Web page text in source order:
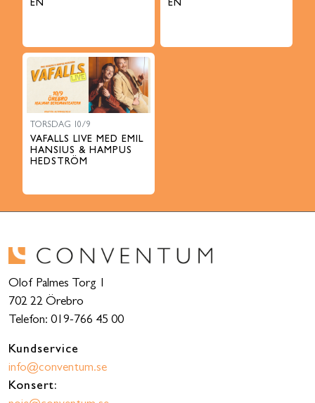
EN
EN
TORSDAG 10/9
VAFALLS LIVE MED EMIL
HANSIUS & HAMPUS
HEDSTRÖM
Olof Palmes Torg 1
702 22 Örebro
Telefon: 019-766 45 00
Kundservice
info@conventum.se
Konsert: